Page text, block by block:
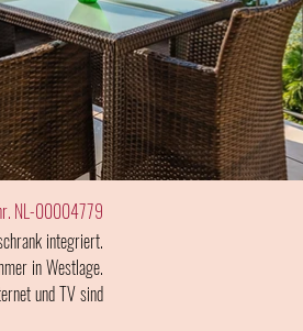
NL-00004779
integriert.
in Westlage.
und TV sind